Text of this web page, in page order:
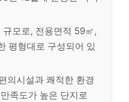
모로, 전용면적 59㎡,
평형대로 구성되어 있
의시설과 쾌적한 환경
족도가 높은 단지로